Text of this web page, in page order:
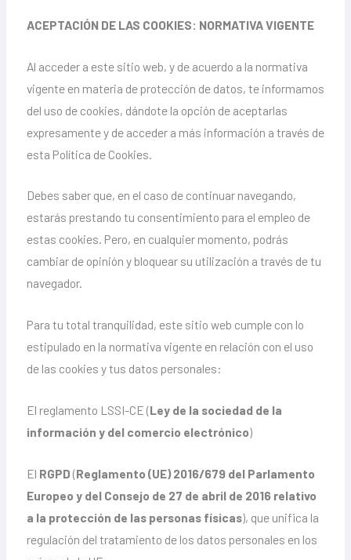
ACEPTACIÓN DE LAS COOKIES: NORMATIVA VIGENTE
Al acceder a este sitio web, y de acuerdo a la normativa
vigente en materia de protección de datos, te informamos
del uso de cookies, dándote la opción de aceptarlas
expresamente y de acceder a más información a través de
esta Política de Cookies.
Debes saber que, en el caso de continuar navegando,
estarás prestando tu consentimiento para el empleo de
estas cookies. Pero, en cualquier momento, podrás
cambiar de opinión y bloquear su utilización a través de tu
navegador.
Para tu total tranquilidad, este sitio web cumple con lo
estipulado en la normativa vigente en relación con el uso
de las cookies y tus datos personales:
El reglamento LSSI-CE (Ley de la sociedad de la
información y del comercio electrónico)
El RGPD (Reglamento (UE) 2016/679 del Parlamento
Europeo y del Consejo de 27 de abril de 2016 relativo
a la protección de las personas físicas), que unifica la
regulación del tratamiento de los datos personales en los